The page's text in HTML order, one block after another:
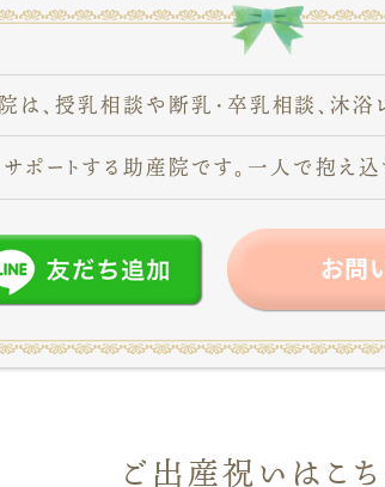
は、 授乳相談や断乳・卒乳相談、沐浴
ポートする助産院です。一人で抱え込
お問
ご出産祝いはこ